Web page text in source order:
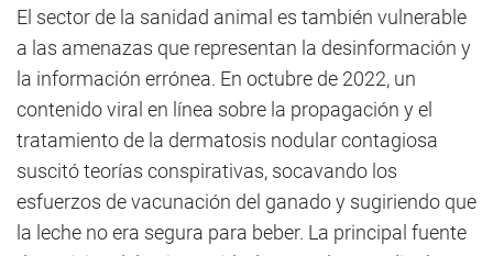
El sector de la sanidad animal es también vulnerable
a las amenazas que representan la desinformación y
la información errónea. En octubre de 2022, un
contenido viral en línea sobre la propagación y el
tratamiento de la dermatosis nodular contagiosa
suscitó teorías conspirativas, socavando los
esfuerzos de vacunación del ganado y sugiriendo que
la leche no era segura para beber. La principal fuente